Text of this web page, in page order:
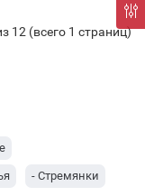
12 (всего 1 страниц)
- Стремянки